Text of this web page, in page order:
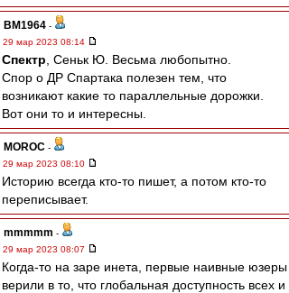
BM1964 -
29 мар 2023 08:14
Спектр , Сеньк Ю. Весьма любопытно.
Спор о ДР Спартака полезен тем, что
возникают какие то параллельные дорожки.
Вот они то и интересны.
MOROC -
29 мар 2023 08:10
Историю всегда кто-то пишет, а потом кто-то
переписывает.
mmmmm -
29 мар 2023 08:07
Когда-то на заре инета, первые наивные юзеры
верили в то, что глобальная доступность всех и